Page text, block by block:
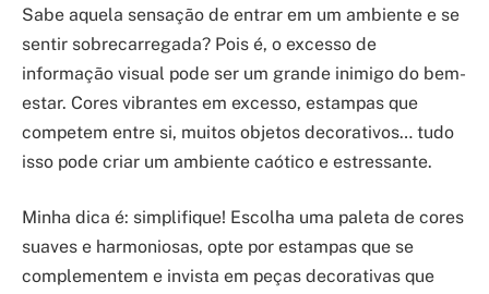
Sabe aquela sensação de entrar em um ambiente e se
sentir sobrecarregada? Pois é, o excesso de
informação visual pode ser um grande inimigo do bem-
estar. Cores vibrantes em excesso, estampas que
competem entre si, muitos objetos decorativos… tudo
isso pode criar um ambiente caótico e estressante.
Minha dica é: simplifique! Escolha uma paleta de cores
suaves e harmoniosas, opte por estampas que se
complementem e invista em peças decorativas que